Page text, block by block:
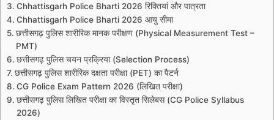
Chhattisgarh Police Bharti 2026 रिक्तियां और पात्रता
Chhattisgarh Police Bharti 2026 आयु सीमा
छत्तीसगढ़ पुलिस शारीरिक मानक परीक्षण (Physical Measurement Test –
PMT)
छत्तीसगढ़ पुलिस चयन प्रक्रिया (Selection Process)
छत्तीसगढ़ पुलिस शारीरिक दक्षता परीक्षा (PET) का पैटर्न
CG Police Exam Pattern 2026 (लिखित परीक्षा)
छत्तीसगढ़ पुलिस लिखित परीक्षा का विस्तृत सिलेबस (CG Police Syllabus
2026)